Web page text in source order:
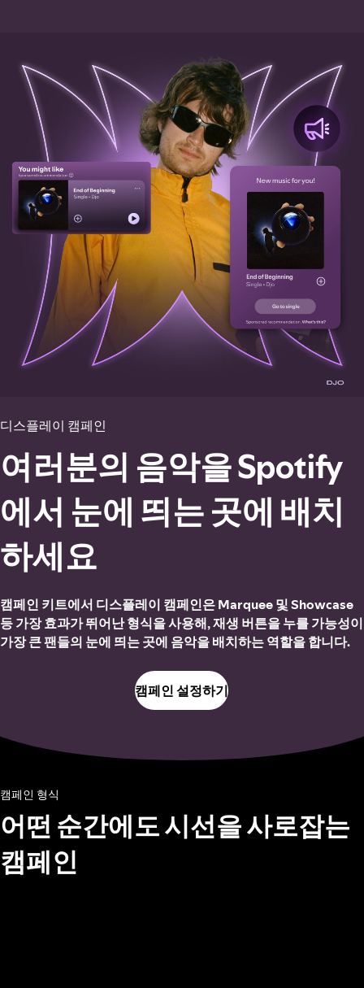
디스플레이 캠페인
여러분의 음악을 Spotify
에서 눈에 띄는 곳에 배치
하세요
캠페인 키트에서 디스플레이 캠페인은 Marquee 및 Showcase
등 가장 효과가 뛰어난 형식을 사용해, 재생 버튼을 누를 가능성이
가장 큰 팬들의 눈에 띄는 곳에 음악을 배치하는 역할을 합니다.
캠페인 설정하기
캠페인 형식
어떤 순간에도 시선을 사로잡는
캠페인